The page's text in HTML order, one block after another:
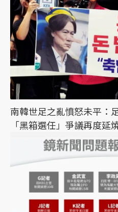
南韓世足之亂憤怒未平：
「黑箱選任」爭議再度延